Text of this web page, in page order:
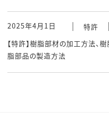
2025年4月1日
特許
【特許】樹脂部材の加工方法、
脂部品の製造方法